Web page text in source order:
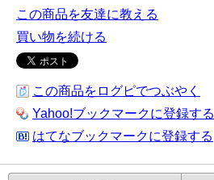
この商品を友達に教える
買い物を続ける
この商品をログピでつぶやく
Yahoo!ブックマークに登録する
はてなブックマークに登録する